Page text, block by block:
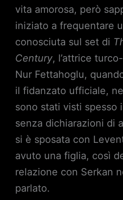
vita amorosa, però
iniziato a frequentare
conosciuta sul set di
Century, l’attrice
Nur Fettahoglu,
il fidanzato ufficiale,
sono stati visti spesso
senza dichiarazioni di
si è sposata con
avuto una figlia, così
relazione con Serkan
parlato.